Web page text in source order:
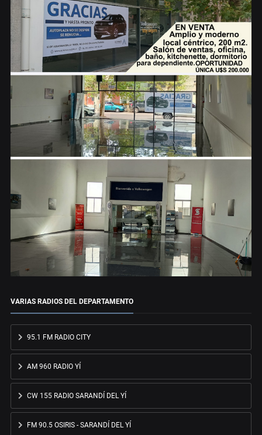
VARIAS RADIOS DEL DEPARTAMENTO
95.1 FM RADIO CITY
AM 960 RADIO YÍ
CW 155 RADIO SARANDÍ DEL YÍ
FM 90.5 OSIRIS - SARANDÍ DEL YÍ